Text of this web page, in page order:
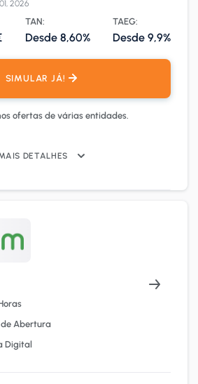
2026
TAN:
Desde 8,60%
TAEG:
Desde 9,9%
SIMULAR JÁ!
ofertas de várias entidades.
DETALHES
de Abertura
Digital